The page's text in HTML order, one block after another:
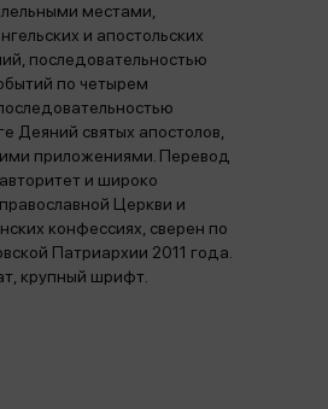
местами,
и апостольских
последовательностью
по четырем
Деяний святых апостолов,
приложениями. Перевод
и широко
Церкви и
конфессиях, сверен по
Патриархии 2011 года.
крупный шрифт.